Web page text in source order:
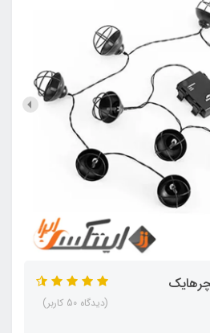
(دیدگاه 50 کاربر)